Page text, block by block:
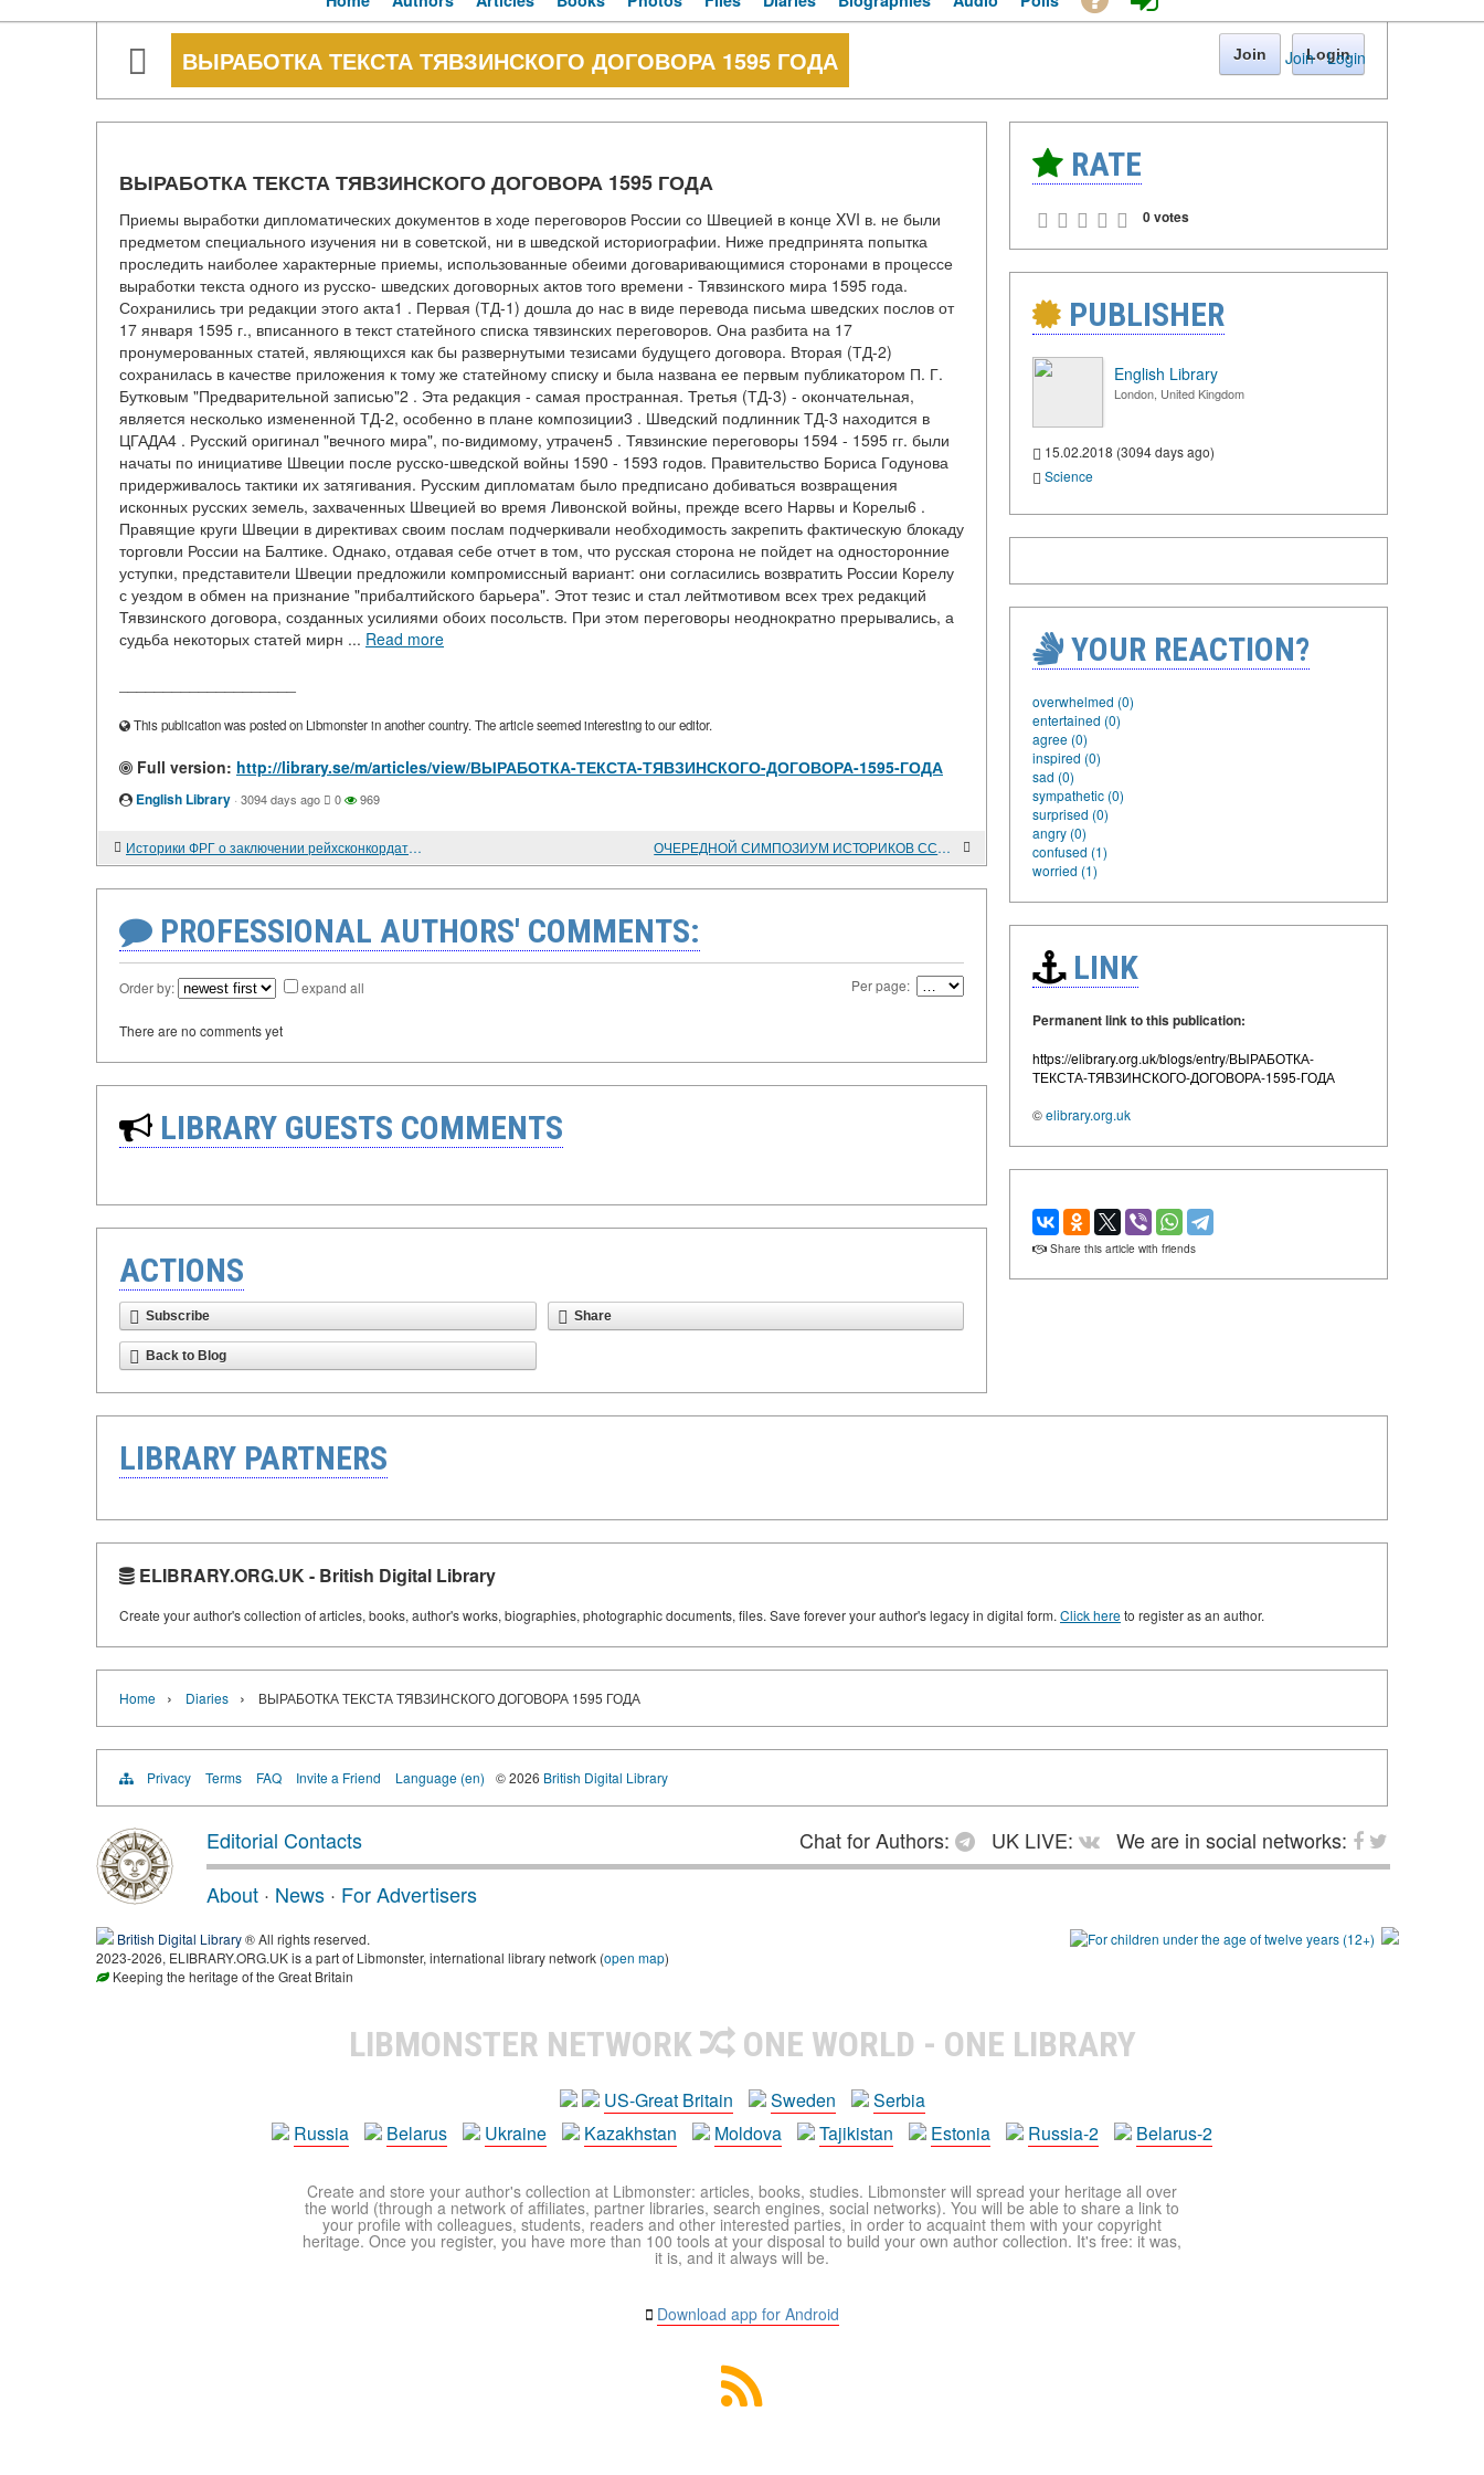
Join · Login
ВЫРАБОТКА ТЕКСТА ТЯВЗИНСКОГО ДОГОВОРА 1595 ГОДА Join Login
ВЫРАБОТКА ТЕКСТА ТЯВЗИНСКОГО ДОГОВОРА 1595 ГОДА
Приемы выработки дипломатических документов в ходе переговоров России со Швецией в конце XVI в. не были
предметом специального изучения ни в советской, ни в шведской историографии. Ниже предпринята попытка
проследить наиболее характерные приемы, использованные обеими договаривающимися сторонами в процессе
выработки текста одного из русско- шведских договорных актов того времени - Тявзинского мира 1595 года.
Сохранились три редакции этого акта1 . Первая (ТД-1) дошла до нас в виде перевода письма шведских послов от
17 января 1595 г., вписанного в текст статейного списка тявзинских переговоров. Она разбита на 17
пронумерованных статей, являющихся как бы развернутыми тезисами будущего договора. Вторая (ТД-2)
сохранилась в качестве приложения к тому же статейному списку и была названа ее первым публикатором П. Г.
Бутковым "Предварительной записью"2 . Эта редакция - самая пространная. Третья (ТД-3) - окончательная,
является несколько измененной ТД-2, особенно в плане композиции3 . Шведский подлинник ТД-3 находится в
ЦГАДА4 . Русский оригинал "вечного мира", по-видимому, утрачен5 . Тявзинские переговоры 1594 - 1595 гг. были
начаты по инициативе Швеции после русско-шведской войны 1590 - 1593 годов. Правительство Бориса Годунова
придерживалось тактики их затягивания. Русским дипломатам было предписано добиваться возвращения
исконных русских земель, захваченных Швецией во время Ливонской войны, прежде всего Нарвы и Корелы6 .
Правящие круги Швеции в директивах своим послам подчеркивали необходимость закрепить фактическую блокаду
торговли России на Балтике. Однако, отдавая себе отчет в том, что русская сторона не пойдет на односторонние
уступки, представители Швеции предложили компромиссный вариант: они согласились возвратить России Корелу
с уездом в обмен на признание "прибалтийского барьера". Этот тезис и стал лейтмотивом всех трех редакций
Тявзинского договора, созданных усилиями обоих посольств. При этом переговоры неоднократно прерывались, а
судьба некоторых статей мирн ... Read more
This publication was posted on Libmonster in another country. The article seemed interesting to our editor.
Full version: http://library.se/m/articles/view/ВЫРАБОТКА-ТЕКСТА-ТЯВЗИНСКОГО-ДОГОВОРА-1595-ГОДА
English Library · 3094 days ago 0 969
Историки ФРГ о заключении рейхсконкордата 1933 года ОЧЕРЕДНОЙ СИМПОЗИУМ ИСТОРИКОВ СССР И ШВЕЦИИ
PROFESSIONAL AUTHORS' COMMENTS:
Order by: expand all Per page:
There are no comments yet
LIBRARY GUESTS COMMENTS
ACTIONS
Subscribe Share
Back to Blog
RATE
0 votes
PUBLISHER
English Library
London, United Kingdom
15.02.2018 (3094 days ago)
Science
YOUR REACTION?
overwhelmed (0)
entertained (0)
agree (0)
inspired (0)
sad (0)
sympathetic (0)
surprised (0)
angry (0)
confused (1)
worried (1)
LINK
Permanent link to this publication:
https://elibrary.org.uk/blogs/entry/ВЫРАБОТКА-
ТЕКСТА-ТЯВЗИНСКОГО-ДОГОВОРА-1595-ГОДА
©elibrary.org.uk
Share this article with friends
LIBRARY PARTNERS
ELIBRARY.ORG.UK - British Digital Library
Create your author's collection of articles, books, author's works, biographies, photographic documents, files. Save forever your author's legacy in digital form. Click hereto register as an author.
Home › Diaries › ВЫРАБОТКА ТЕКСТА ТЯВЗИНСКОГО ДОГОВОРА 1595 ГОДА
Privacy Terms FAQ Invite a Friend Language (en) © 2026 British Digital Library
Editorial Contacts Chat for Authors: UK LIVE:
We are in social networks:
About · News · For Advertisers
British Digital Library® All rights reserved.
2023-2026, ELIBRARY.ORG.UK is a part of Libmonster, international library network (open map)
Keeping the heritage of the Great Britain
LIBMONSTER NETWORK ONE WORLD - ONE LIBRARY
US-Great Britain Sweden
Serbia
Russia
Belarus Ukraine Kazakhstan Moldova Tajikistan Estonia Russia-2 Belarus-2
Create and store your author's collection at Libmonster: articles, books, studies. Libmonster will spread your heritage all over
the world (through a network of affiliates, partner libraries, search engines, social networks). You will be able to share a link to
your profile with colleagues, students, readers and other interested parties, in order to acquaint them with your copyright
heritage. Once you register, you have more than 100 tools at your disposal to build your own author collection. It's free: it was,
it is, and it always will be.
Download app for Android